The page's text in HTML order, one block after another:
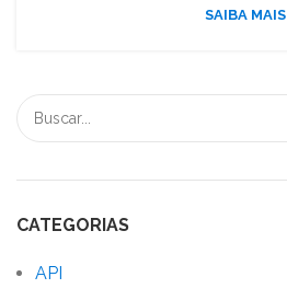
SAIBA MAIS
CATEGORIAS
API